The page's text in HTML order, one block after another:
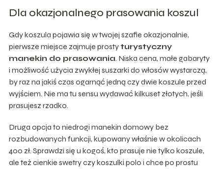
Dla okazjonalnego prasowania koszul
Gdy koszula pojawia się w twojej szafie okazjonalnie,
pierwsze miejsce zajmuje prosty turystyczny
manekin do prasowania. Niska cena, małe gabaryty
i możliwość użycia zwykłej suszarki do włosów wystarczą,
by raz na jakiś czas ogarnąć jedną czy dwie koszule przed
wyjściem. Nie ma tu sensu wydawać kilkuset złotych, jeśli
prasujesz rzadko.
Druga opcja to niedrogi manekin domowy bez
rozbudowanych funkcji, kupowany właśnie w okolicach
400 zł. Sprawdzi się u kogoś, kto prasuje nie tylko koszule,
ale też cienkie swetry czy koszulki polo i chce po prostu